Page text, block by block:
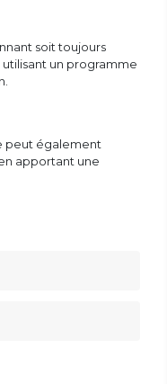
soit toujours
un programme
peut également
apportant une